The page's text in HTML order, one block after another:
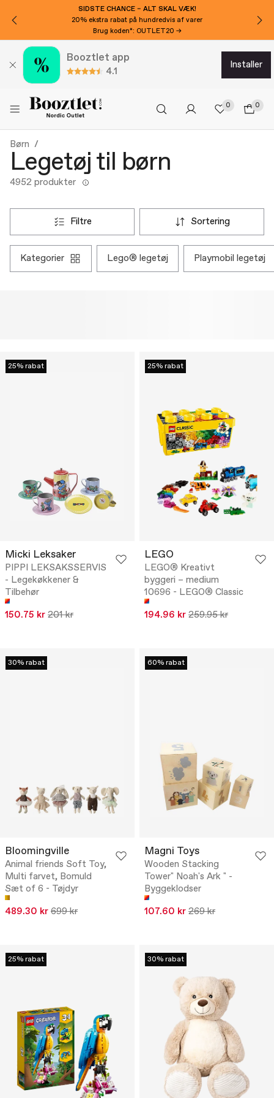
SIDSTE CHANCE – ALT SKAL VÆK!
20% ekstra rabat på hundredvis af varer
Brug koden*: OUTLET20 →
Booztlet app
4.1
installer
0 0
Børn
Legetøj til børn
4952 produkter
filtre sortering
kategorier lego® legetøj playmobil legetøj
25% rabat
Micki Leksaker
PIPPI LEKSAKSSERVIS
- Legekøkkener &
Tilbehør
150.75 kr 201 kr
25% rabat
LEGO
LEGO® Kreativt
byggeri – medium
10696 - LEGO® Classic
194.96 kr 259.95 kr
30% rabat
Bloomingville
Animal friends Soft Toy,
Multi farvet, Bomuld
Sæt of 6 - Tøjdyr
489.30 kr 699 kr
60% rabat
Magni Toys
Wooden Stacking
Tower" Noah's Ark " -
Byggeklodser
107.60 kr 269 kr
25% rabat 30% rabat